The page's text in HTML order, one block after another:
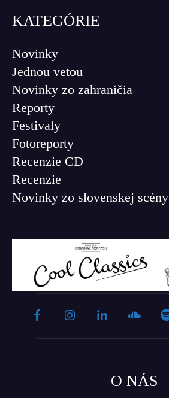
KATEGÓRIE
Novinky
Jednou vetou
Novinky zo zahraničia
Reporty
Festivaly
Fotoreporty
Recenzie CD
Recenzie
Novinky zo slovenskej scény
O NÁS